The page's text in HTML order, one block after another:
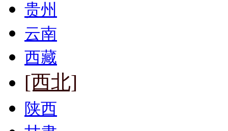
贵州
云南
西藏
[西北]
陕西